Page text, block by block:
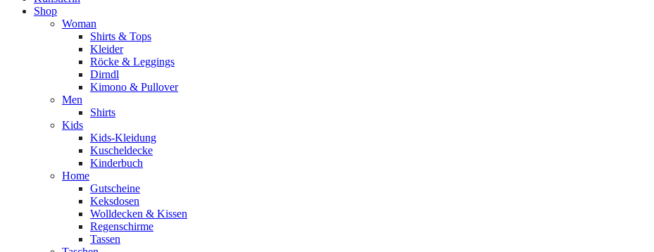
Shop
Woman
Shirts & Tops
Kleider
Röcke & Leggings
Dirndl
Kimono & Pullover
Men
Shirts
Kids
Kids-Kleidung
Kuscheldecke
Kinderbuch
Home
Gutscheine
Keksdosen
Wolldecken & Kissen
Regenschirme
Tassen